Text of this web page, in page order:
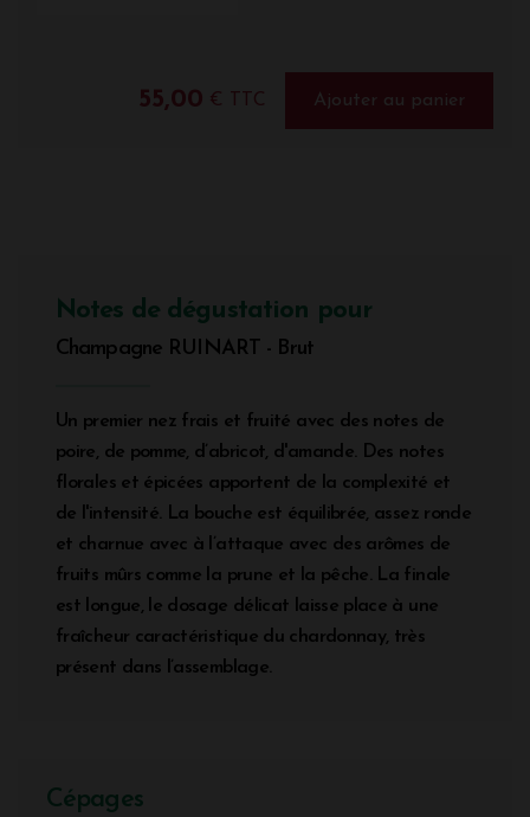
55,00 € TTC Ajouter au panier
Notes de dégustation pour
Champagne RUINART - Brut
Un premier nez frais et fruité avec des notes de
poire, de pomme, d’abricot, d'amande. Des notes
florales et épicées apportent de la complexité et
de l'intensité. La bouche est équilibrée, assez ronde
et charnue avec à l’attaque avec des arômes de
fruits mûrs comme la prune et la pêche. La finale
est longue, le dosage délicat laisse place à une
fraîcheur caractéristique du chardonnay, très
présent dans l’assemblage.
Cépages